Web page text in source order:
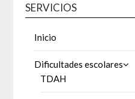
SERVICIOS
Inicio
Dificultades escolares
TDAH